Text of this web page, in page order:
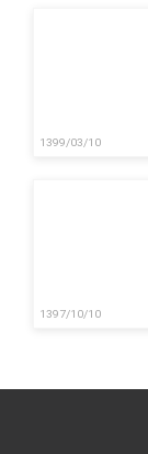
1399/03/10
1397/10/10